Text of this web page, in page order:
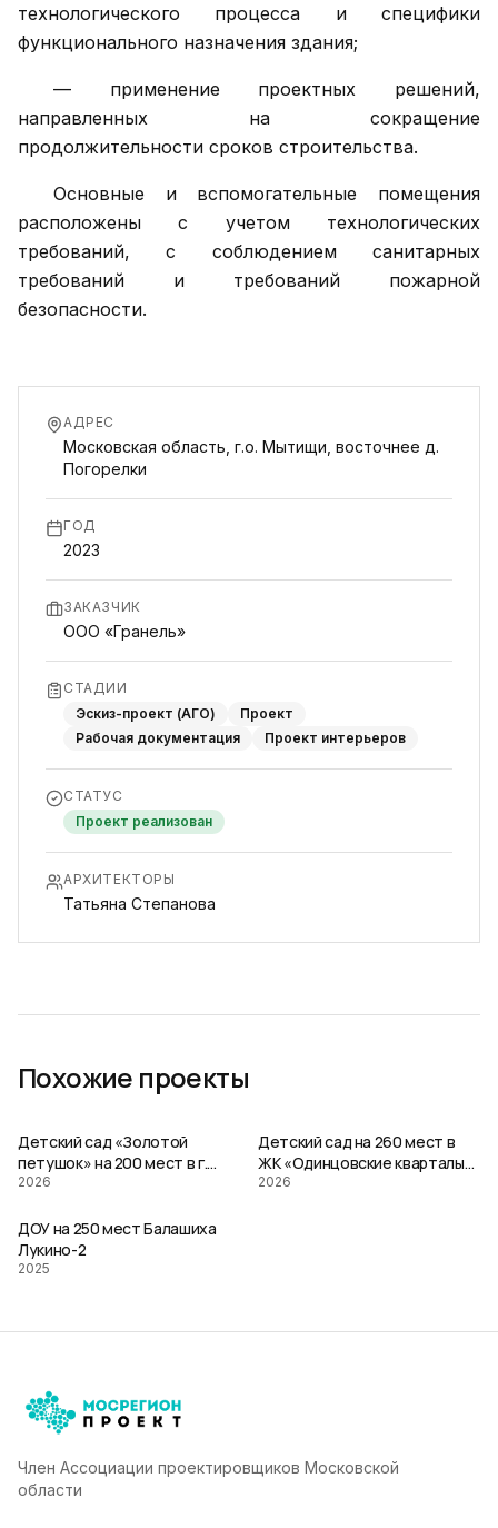
технологического процесса и специфики
функционального назначения здания;
— применение проектных решений,
направленных на сокращение
продолжительности сроков строительства.
Основные и вспомогательные помещения
расположены с учетом технологических
требований, с соблюдением санитарных
требований и требований пожарной
безопасности.
АДРЕС
Московская область, г.о. Мытищи, восточнее д.
Погорелки
ГОД
2023
ЗАКАЗЧИК
ООО «Гранель»
СТАДИИ
Эскиз-проект (АГО)
Проект
Рабочая документация
Проект интерьеров
СТАТУС
Проект реализован
АРХИТЕКТОРЫ
Татьяна Степанова
Похожие проекты
Детский сад «Золотой
петушок» на 200 мест в г.
Лобня
2026
Детский сад на 260 мест в
ЖК «Одинцовские кварталы»,
Солманово
2026
ДОУ на 250 мест Балашиха
Лукино-2
2025
Член Ассоциации проектировщиков Московской
области